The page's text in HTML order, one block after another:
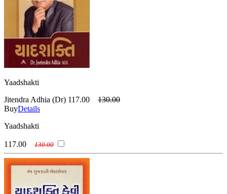
Yaadshakti
Jitendra Adhia (Dr) 117.00
130.00
BuyDetails
Yaadshakti
117.00 130.00